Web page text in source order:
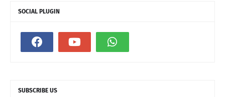
SOCIAL PLUGIN
SUBSCRIBE US